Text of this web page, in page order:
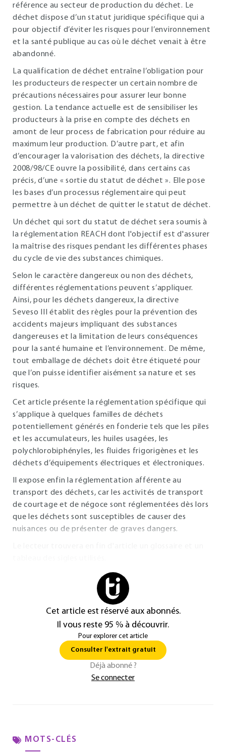
référence au secteur de production du déchet. Le
déchet dispose d’un statut juridique spécifique qui a
pour objectif d’éviter les risques pour l’environnement
et la santé publique au cas où le déchet venait à être
abandonné.
La qualification de déchet entraîne l’obligation pour
les producteurs de respecter un certain nombre de
précautions nécessaires pour assurer leur bonne
gestion. La tendance actuelle est de sensibiliser les
producteurs à la prise en compte des déchets en
amont de leur process de fabrication pour réduire au
maximum leur production. D’autre part, et afin
d’encourager la valorisation des déchets, la directive
2008/98/CE ouvre la possibilité, dans certains cas
précis, d’une « sortie du statut de déchet ». Elle pose
les bases d’un processus réglementaire qui peut
permettre à un déchet de quitter le statut de déchet.
Un déchet qui sort du statut de déchet sera soumis à
la réglementation REACH dont l'objectif est d'assurer
la maîtrise des risques pendant les différentes phases
du cycle de vie des substances chimiques.
Selon le caractère dangereux ou non des déchets,
différentes réglementations peuvent s’appliquer.
Ainsi, pour les déchets dangereux, la directive
Seveso III établit des règles pour la prévention des
accidents majeurs impliquant des substances
dangereuses et la limitation de leurs conséquences
pour la santé humaine et l’environnement. De même,
tout emballage de déchets doit être étiqueté pour
que l’on puisse identifier aisément sa nature et ses
risques.
Cet article présente la réglementation spécifique qui
s’applique à quelques familles de déchets
potentiellement générés en fonderie tels que les piles
et les accumulateurs, les huiles usagées, les
polychlorobiphényles, les fluides frigorigènes et les
déchets d’équipements électriques et électroniques.
Il expose enfin la réglementation afférente au
transport des déchets, car les activités de transport
de courtage et de négoce sont réglementées dès lors
que les déchets sont susceptibles de causer des
nuisances ou de présenter de graves dangers.
Cet article est réservé aux abonnés.
Il vous reste 95 % à découvrir.
Pour explorer cet article
Consulter l'extrait gratuit
Déjà abonné ?
Se connecter
MOTS-CLÉS